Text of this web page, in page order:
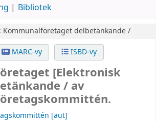
Bibliotek
Kommunalföretagetdelbetänkande /
MARC-vy ISBD-vy
[Elektronisk
/ av
[aut]